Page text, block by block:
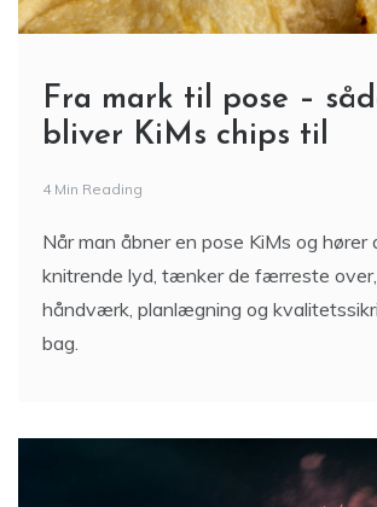
Fra mark til pose –
bliver KiMs chips til
4 Min Reading
Når man åbner en pose KiMs og hører
knitrende lyd, tænker de færreste
håndværk, planlægning og
bag.